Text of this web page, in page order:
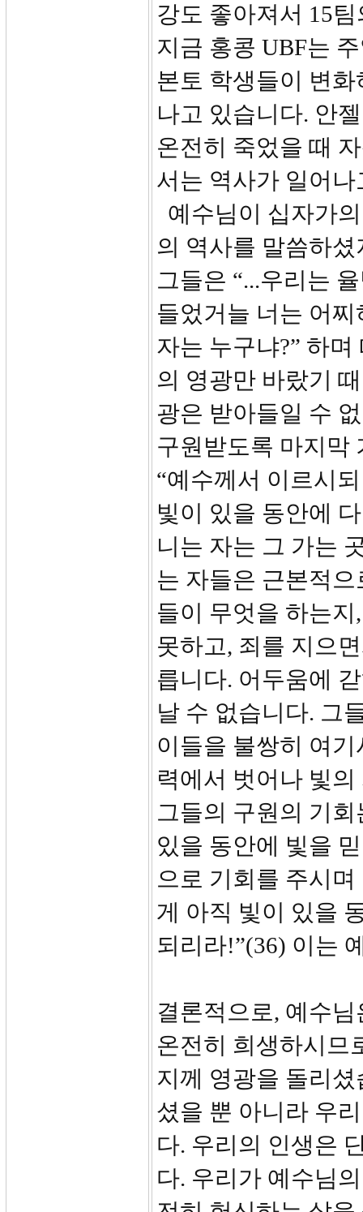
강도 좋아져서 15
지금 홍콩 UBF는
본토 학생들이 변
나고 있습니다. 안
온전히 죽었을 때
서는 역사가 일어
예수님이 십자가
의 역사를 말씀하
그들은 “...우리는
들었거늘 너는 어
자는 누구냐?” 하
의 영광만 바랐기
광은 받아들일 수
구원받도록 마지막
“예수께서 이르시
빛이 있을 동안에
니는 자는 그 가는
는 자들은 근본적
들이 무엇을 하는
못하고, 죄를 지으
릅니다. 어두움에
날 수 없습니다. 그
이들을 불쌍히 여
력에서 벗어나 빛
그들의 구원의 기
있을 동안에 빛을
으로 기회를 주시
게 아직 빛이 있을
되리라!”(36) 이는
결론적으로, 예수
온전히 희생하시므
지께 영광을 돌리
셨을 뿐 아니라 우
다. 우리의 인생은
다. 우리가 예수님